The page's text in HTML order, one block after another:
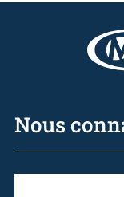
Nous